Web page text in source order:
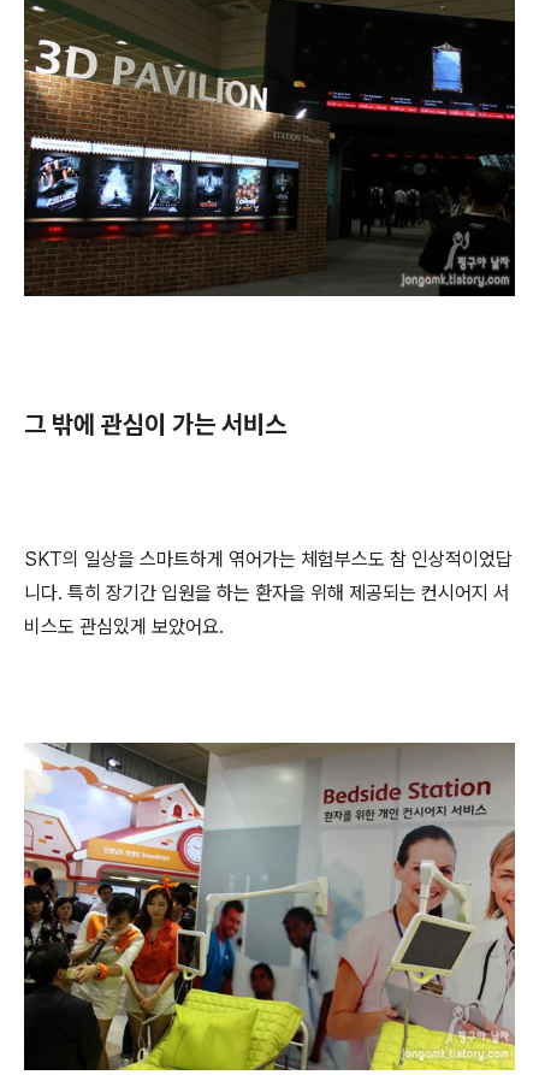
그 밖에 관심이 가는 서비스
SKT의 일상을 스마트하게 엮어가는 체험부스도 참 인상적이었답
니다. 특히 장기간 입원을 하는 환자을 위해 제공되는 컨시어지 서
비스도 관심있게 보았어요.